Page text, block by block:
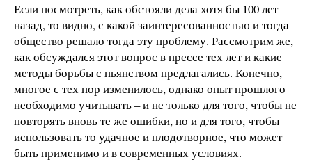
Если посмотреть, как обстояли дела хотя бы 100 лет
назад, то видно, с какой заинтересованностью и тогда
общество решало тогда эту проблему. Рассмотрим же,
как обсуждался этот вопрос в прессе тех лет и какие
методы борьбы с пьянством предлагались. Конечно,
многое с тех пор изменилось, однако опыт прошлого
необходимо учитывать – и не только для того, чтобы не
повторять вновь те же ошибки, но и для того, чтобы
использовать то удачное и плодотворное, что может
быть применимо и в современных условиях.